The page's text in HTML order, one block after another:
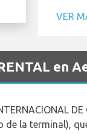
VER
en
la terminal),